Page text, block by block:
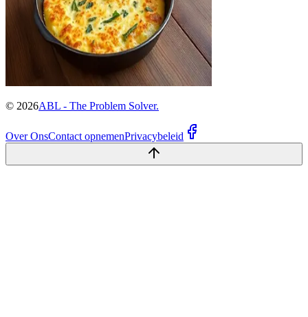
© 2026ABL - The Problem Solver.
Over OnsContact opnemenPrivacybeleid